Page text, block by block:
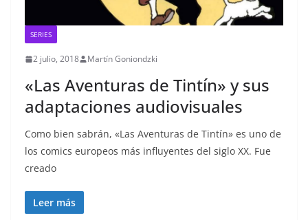
SERIES
2 julio, 2018 Martín Goniondzki
«Las Aventuras de Tintín» y sus
adaptaciones audiovisuales
Como bien sabrán, «Las Aventuras de Tintín» es uno de
los comics europeos más influyentes del siglo XX. Fue
creado
Leer más